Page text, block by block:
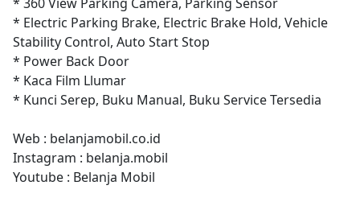
* Electric Parking Brake, Electric Brake Hold, Vehicle
Stability Control, Auto Start Stop
* Power Back Door
* Kaca Film Llumar
* Kunci Serep, Buku Manual, Buku Service Tersedia
Web : belanjamobil.co.id
Instagram : belanja.mobil
Youtube : Belanja Mobil